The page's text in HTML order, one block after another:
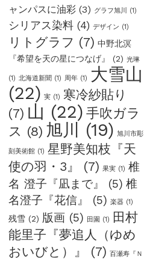
ャンパスに油彩(3) グラフ旭川 (1)
シリアス染料(4) デザイン (1)
リトグラフ (7) 中野北溟
『希望を天の星につなげ』
(2) 光琳
(1) 北海道新聞 (1) 周年(1)
大雪山
(22) 実(1) 寒冷紗貼り
(7) 山 (22) 手吹ガラ
ス (8) 旭川 (19) 旭川市彫
刻美術館(1) 星野美知枝『天
使の羽・3』
(7) 果実(1) 椎
名 澄子『凪まで』
(5) 椎
名澄子『花信』
(5) 楽器(1)
残雪(2) 版画(5) 田園 (1)
田村
能里子『夢追人（ゆめ
おいびと）』
(7) 百瀬寿『Ｎ